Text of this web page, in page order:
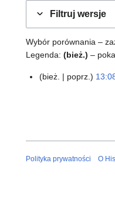
Filtruj wersje
Wybór porównania –
Legenda: (bież.) –
1
2
0
bież. poprz.
Polityka prywatności O